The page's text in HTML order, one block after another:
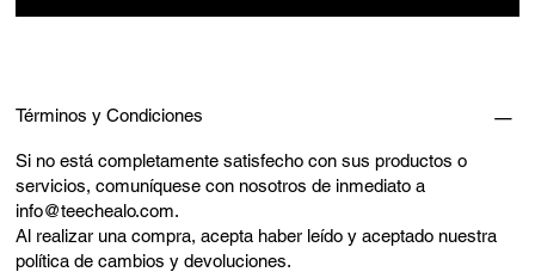
Términos y Condiciones
Si no está completamente satisfecho con sus productos o
servicios, comuníquese con nosotros de inmediato a
info@teechealo.com.
Al realizar una compra, acepta haber leído y aceptado nuestra
política de cambios y devoluciones.